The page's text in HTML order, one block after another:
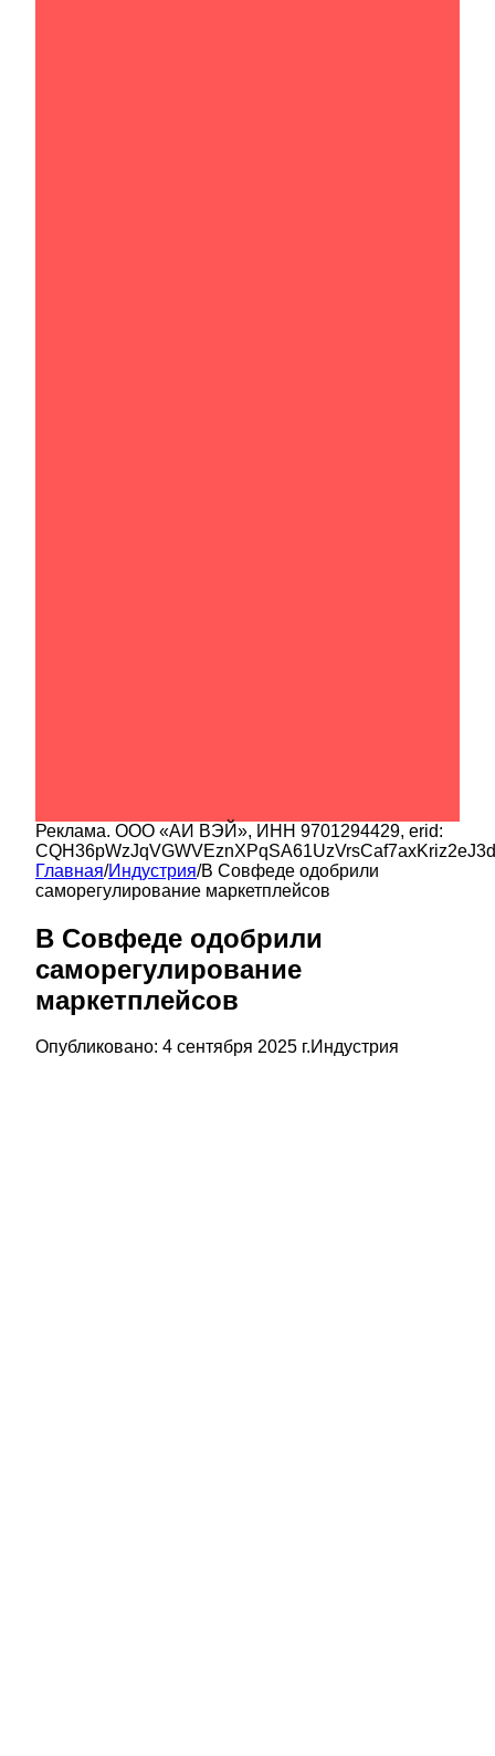
Реклама. ООО «АИ ВЭЙ», ИНН 9701294429, erid:
Главная/Индустрия/В Совфеде одобрили
саморегулирование маркетплейсов
В Совфеде одобрили
саморегулирование
маркетплейсов
Опубликовано: 4 сентября 2025 г.Индустрия